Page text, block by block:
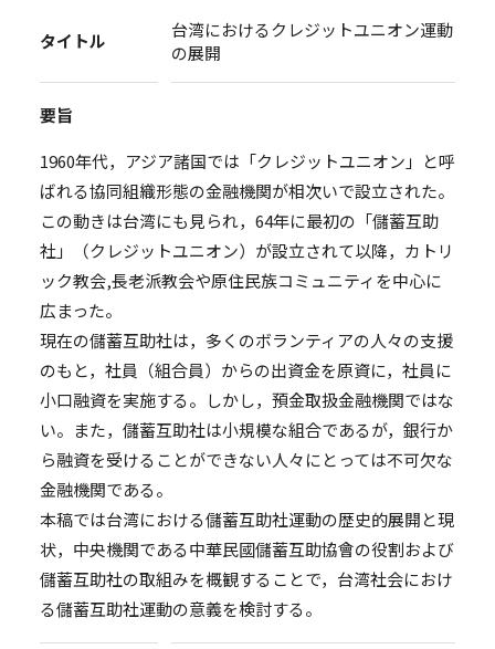
タイトル
台湾におけるクレジットユニオン運動
の展開
要旨
1960年代，アジア諸国では「クレジットユニオン」と呼
ばれる協同組織形態の金融機関が相次いで設立された。
この動きは台湾にも見られ，64年に最初の「儲蓄互助
社」（クレジットユニオン）が設立されて以降，カトリ
ック教会,長老派教会や原住民族コミュニティを中心に
広まった。
現在の儲蓄互助社は，多くのボランティアの人々の支援
のもと，社員（組合員）からの出資金を原資に，社員に
小口融資を実施する。しかし，預金取扱金融機関ではな
い。また，儲蓄互助社は小規模な組合であるが，銀行か
ら融資を受けることができない人々にとっては不可欠な
金融機関である。
本稿では台湾における儲蓄互助社運動の歴史的展開と現
状，中央機関である中華民國儲蓄互助協會の役割および
儲蓄互助社の取組みを概観することで，台湾社会におけ
る儲蓄互助社運動の意義を検討する。